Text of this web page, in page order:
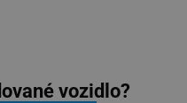
vozidlo?